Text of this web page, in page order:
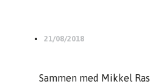
21/08/2018
Sammen med Mikkel